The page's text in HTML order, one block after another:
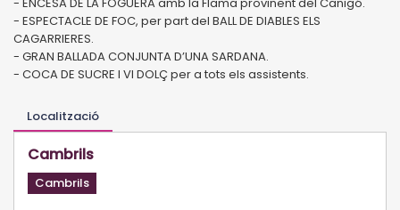
- ESPECTACLE DE FOC, per part del BALL DE DIABLES ELS
CAGARRIERES.
- GRAN BALLADA CONJUNTA D’UNA SARDANA.
- COCA DE SUCRE I VI DOLÇ per a tots els assistents.
Localització
Cambrils
Cambrils